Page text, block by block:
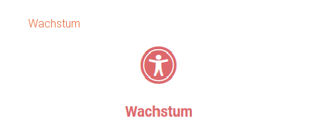
Wachstum